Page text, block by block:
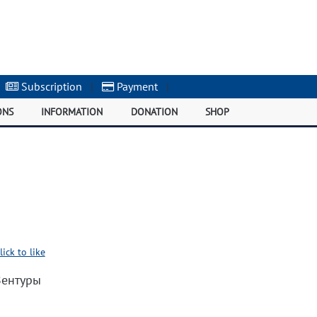
Subscription | Payment |
INFORMATION DONATION SHOP
to like